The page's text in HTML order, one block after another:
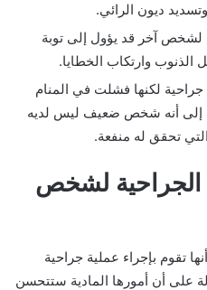
ديون الرائي.
لشخص آخر قد يؤول إلى توبة
وارتكاب الخطايا.
لكنها فشلت في المنام
إلى أنه شخص ضعيف ليس لديه
تحقق له منفعة.
الجراحية لشخص
تقوم بإجراء عملية جراحية
على أن أمورها المادية ستتحسن